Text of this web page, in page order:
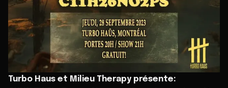
Turbo Haus et Milieu Therapy présente: